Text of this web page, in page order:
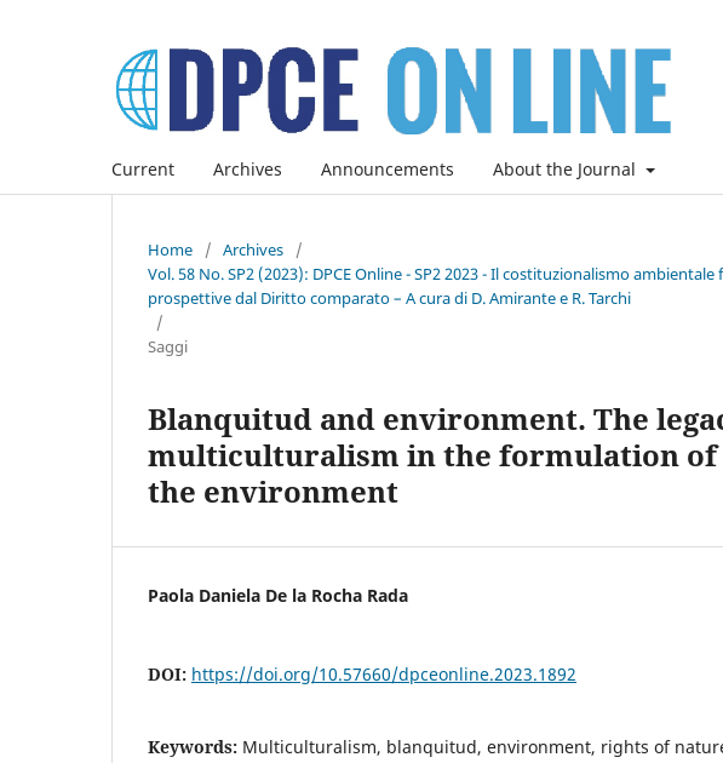
Current Archives Announcements About the Journal
Home / Archives
/
Vol. 58 No. SP2 (2023): DPCE Online - SP2 2023 - Il costituzionalismo
prospettive dal Diritto comparato – A cura di D. Amirante e R. Tarchi
/
Saggi
Blanquitud and environment. The
multiculturalism in the formulation of
the environment
Paola Daniela De la Rocha Rada
DOI: https://doi.org/10.57660/dpceonline.2023.1892
Keywords: Multiculturalism, blanquitud, environment, rights of